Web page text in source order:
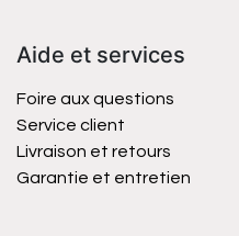
Aide et services
Foire aux questions
Service client
Livraison et retours
Garantie et entretien